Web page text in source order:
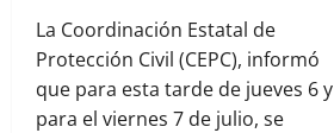
La Coordinación Estatal de
Protección Civil (CEPC), informó
que para esta tarde de jueves 6 y
para el viernes 7 de julio, se